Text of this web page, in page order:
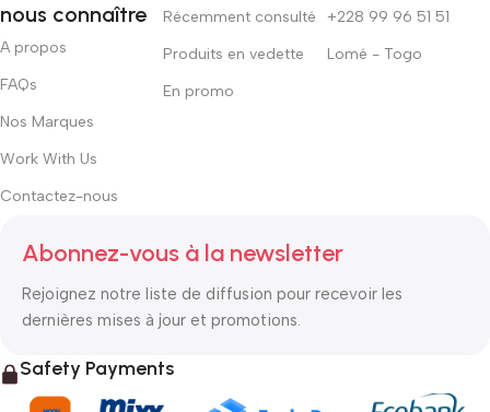
nous connaître
A propos
FAQs
Nos Marques
Work With Us
Contactez-nous
Récemment consulté
Produits en vedette
En promo
+228 99 96 51 51
Lomé - Togo
Abonnez-vous à la newsletter
Rejoignez notre liste de diffusion pour recevoir les
dernières mises à jour et promotions.
Safety Payments